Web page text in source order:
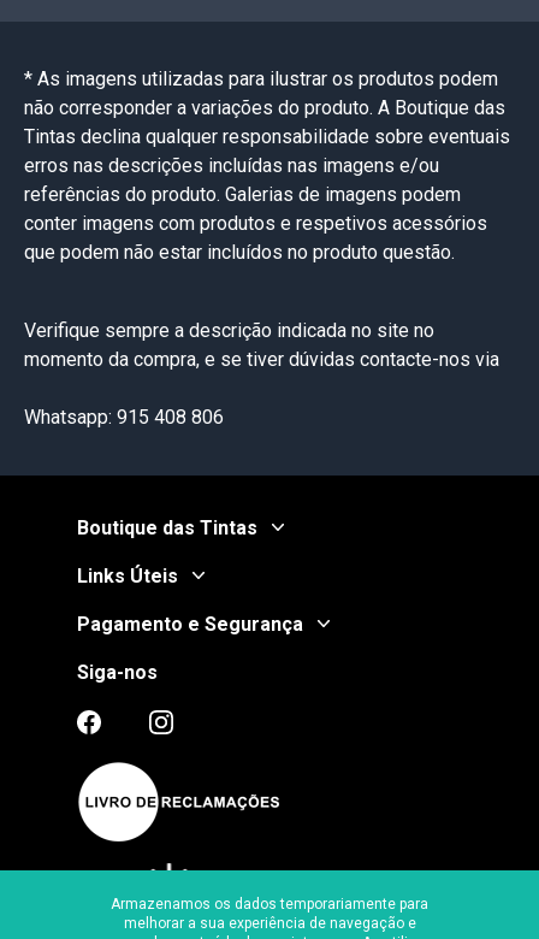
* As imagens utilizadas para ilustrar os produtos podem
não corresponder a variações do produto. A Boutique das
Tintas declina qualquer responsabilidade sobre eventuais
erros nas descrições incluídas nas imagens e/ou
referências do produto. Galerias de imagens podem
conter imagens com produtos e respetivos acessórios
que podem não estar incluídos no produto questão.
Verifique sempre a descrição indicada no site no
momento da compra, e se tiver dúvidas contacte-nos via
Whatsapp: 915 408 806
Armazenamos os dados temporariamente para
melhorar a sua experiência de navegação e
Boutique das Tintas
Links Úteis
Pagamento e Segurança
Siga-nos